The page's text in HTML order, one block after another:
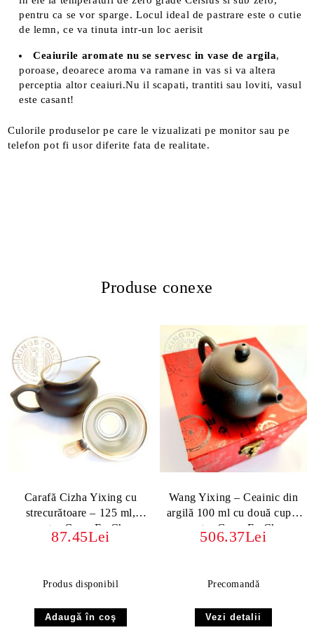
pentru ca se vor sparge. Locul ideal de pastrare este o cutie
de lemn, ce va tinuta intr-un loc aerisit
Ceaiurile aromate nu se servesc in vase de argila,
poroase, deoarece aroma va ramane in vas si va altera
perceptia altor ceaiuri.Nu il scapati, trantiti sau loviti, vasul
este casant!
Culorile produselor pe care le vizualizati pe monitor sau pe
telefon pot fi usor diferite fata de realitate.
Produse conexe
Carafă Cizha Yixing cu
strecurătoare – 125 ml,
pentru Gong Fu Cha
87.45Lei
Produs disponibil
Wang Yixing – Ceainic din
argilă 100 ml cu două cupe,
pentru Gong Fu Cha
506.37Lei
Precomandă
Vezi detalii